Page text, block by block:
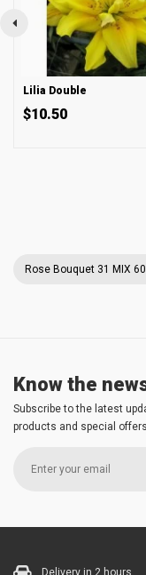
Lilia Double
$10.50
Rose Bouquet 31 MIX
Know the
Subscribe to the latest
products and special offers
Delivery in 2 hours